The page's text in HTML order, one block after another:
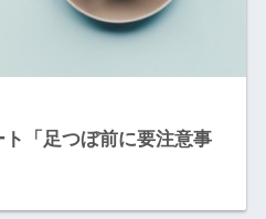
「足つぼ前に要注意事